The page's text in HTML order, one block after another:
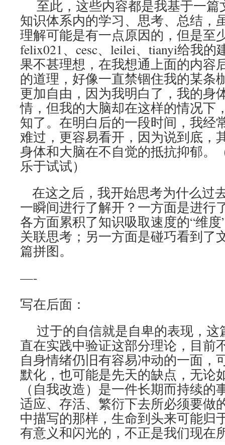
至此，这些内容都是我基于一篇
知识体系内的学习、思考、总结，
理解可能是有一点原因的，但是至
felix021、cesc、leilei、tianyi给我
果不甚理想，在我想通上面的内容
的道理，好像一直禁锢住我的某条
更加自由，因为我明白了，我的身
情，但我的大脑却在这样的情况下
知了。在明白后的一段时间，我经
难过，更容易看开，因为说到底，
身体和大脑在不自觉的抵抗抑郁。
乐于试试）
在这之后，我开始思考为什么过
一瞬间进行了解开？一方面是进行
各方面累积了知识吸取速度的“维
关联思考；另一方面是碰巧看到了
篇拼图。
—-
写在后面：
过于的自信就是自卑的表现，这
直在实践中验证这部分理论，目前
自身情绪仍旧有容易冲动的一面，
默化，也可能是先天的缺点，无论
（自我改造）是一件长期而持续的
适应、存活、繁衍下去所必须要做
中描写的那样，生命到头来可能归
有意义和闪光的，不正是我们现在